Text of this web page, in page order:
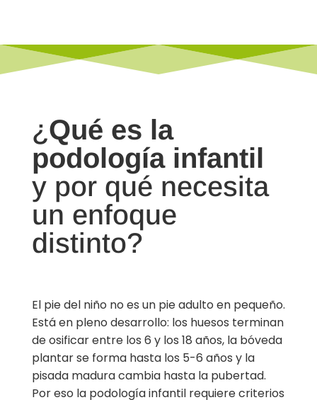
¿Qué es la
podología infantil
y por qué necesita
un enfoque
distinto?
El pie del niño no es un pie adulto en pequeño.
Está en pleno desarrollo: los huesos terminan
de osificar entre los 6 y los 18 años, la bóveda
plantar se forma hasta los 5-6 años y la
pisada madura cambia hasta la pubertad.
Por eso la podología infantil requiere criterios